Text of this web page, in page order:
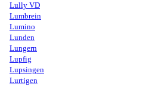
Lully VD
Lumbrein
Lumino
Lunden
Lungern
Lupfig
Lupsingen
Lurtigen